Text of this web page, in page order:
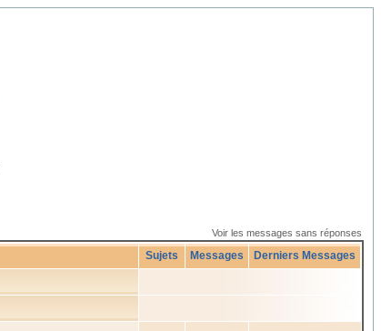
Voir les messages sans réponses
Sujets Messages Derniers Messages